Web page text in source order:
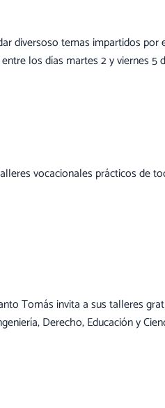
diversoso temas impartidos
los días martes 2 y viernes 5
vocacionales prácticos de
Tomás invita a sus talleres
Derecho, Educación y